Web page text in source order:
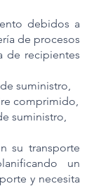
debidos a
de procesos
de recipientes
suministro,
comprimido,
suministro,
su transporte
un
y necesita